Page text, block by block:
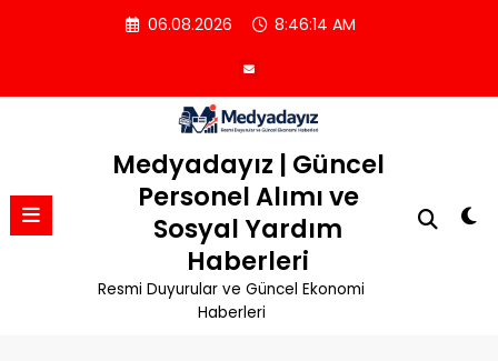
06.08.2026 8:46:15 AM
Medyadayız | Güncel
Personel Alımı ve
Sosyal Yardım
Haberleri
Resmi Duyurular ve Güncel Ekonomi
Haberleri